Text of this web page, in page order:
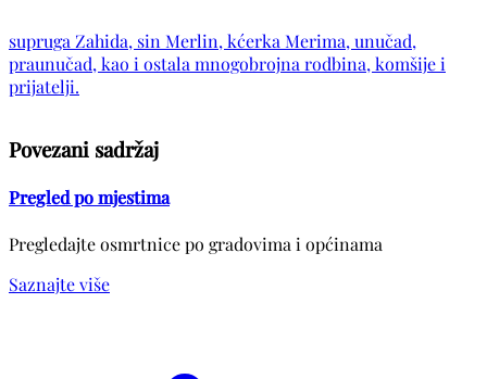
supruga Zahida, sin Merlin, kćerka Merima, unučad,
praunučad, kao i ostala mnogobrojna rodbina, komšije i
prijatelji.
Povezani sadržaj
Pregled po mjestima
Pregledajte osmrtnice po gradovima i općinama
Saznajte više